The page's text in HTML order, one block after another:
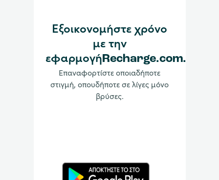
Εξοικονομήστε χρόνο
με την
εφαρμογήRecharge.com.
Επαναφορτίστε οποιαδήποτε
στιγμή, οπουδήποτε σε λίγες μόνο
βρύσες.